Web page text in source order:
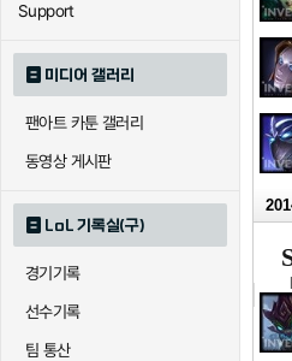
Support
미디어 갤러리
팬아트 카툰 갤러리
동영상 게시판
LoL 기록실(구)
경기기록
선수기록
팀 통산